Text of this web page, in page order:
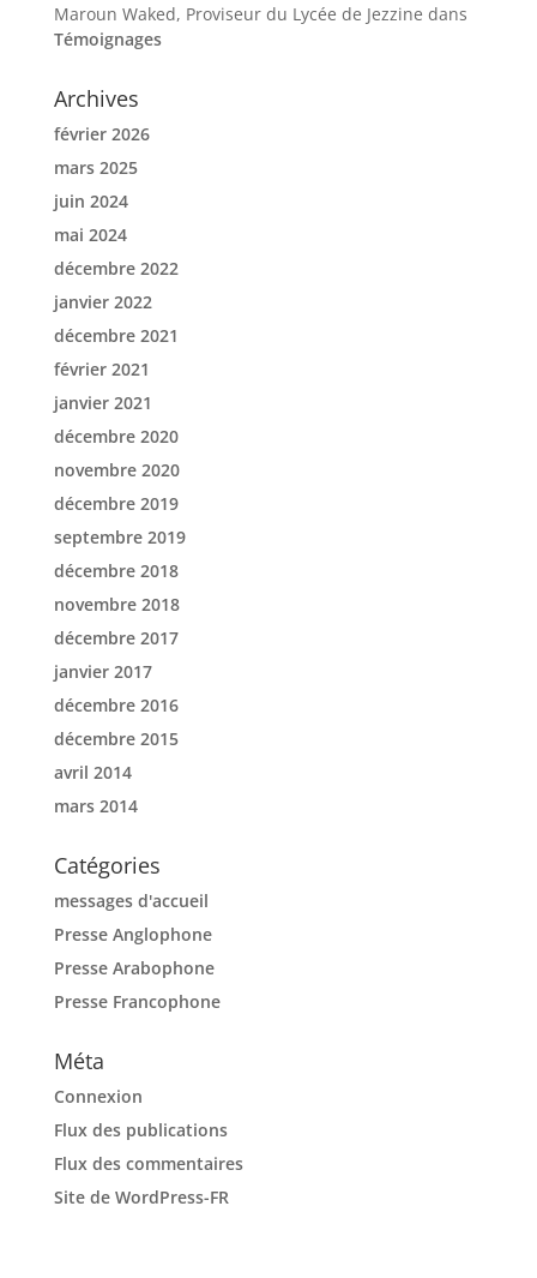
Maroun Waked, Proviseur du Lycée de Jezzine dans
Témoignages
Archives
février 2026
mars 2025
juin 2024
mai 2024
décembre 2022
janvier 2022
décembre 2021
février 2021
janvier 2021
décembre 2020
novembre 2020
décembre 2019
septembre 2019
décembre 2018
novembre 2018
décembre 2017
janvier 2017
décembre 2016
décembre 2015
avril 2014
mars 2014
Catégories
messages d'accueil
Presse Anglophone
Presse Arabophone
Presse Francophone
Méta
Connexion
Flux des publications
Flux des commentaires
Site de WordPress-FR